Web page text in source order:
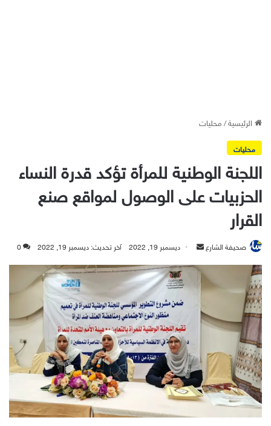
الرئيسية/محليات
محليات
اللجنة الوطنية للمرأة تؤكد قدرة النساء
الحزبيات على الوصول لمواقع صنع
القرار
صحيفة الشارع
أرسل
إلكترونيا
ديسمبر 19, 2022 آخر تحديث: ديسمبر 19, 2022 0